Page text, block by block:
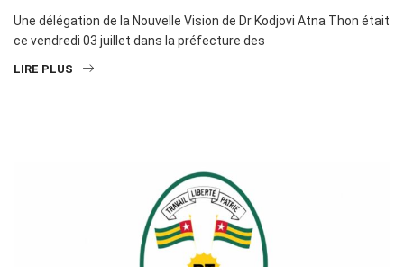
Une délégation de la Nouvelle Vision de Dr Kodjovi Atna Thon était
ce vendredi 03 juillet dans la préfecture des
LIRE PLUS